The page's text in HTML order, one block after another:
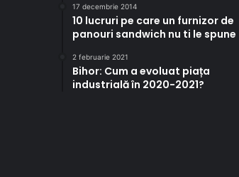
17 decembrie 2014
10 lucruri pe care un furnizor de
panouri sandwich nu ti le spune
2 februarie 2021
Bihor: Cum a evoluat piața
industrială în 2020-2021?